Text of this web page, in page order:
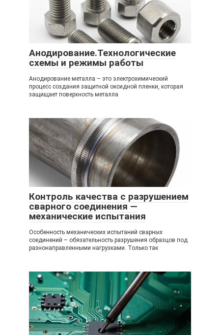
Анодирование.Технологические
схемы и режимы работы
Анодирование металла – это электрохимический
процесс создания защитной оксидной пленки, которая
защищает поверхность металла
Контроль качества с разрушением
сварного соединения —
механические испытания
Особенность механических испытаний сварных
соединений – обязательность разрушения образцов под
разнонаправленными нагрузками. Только так